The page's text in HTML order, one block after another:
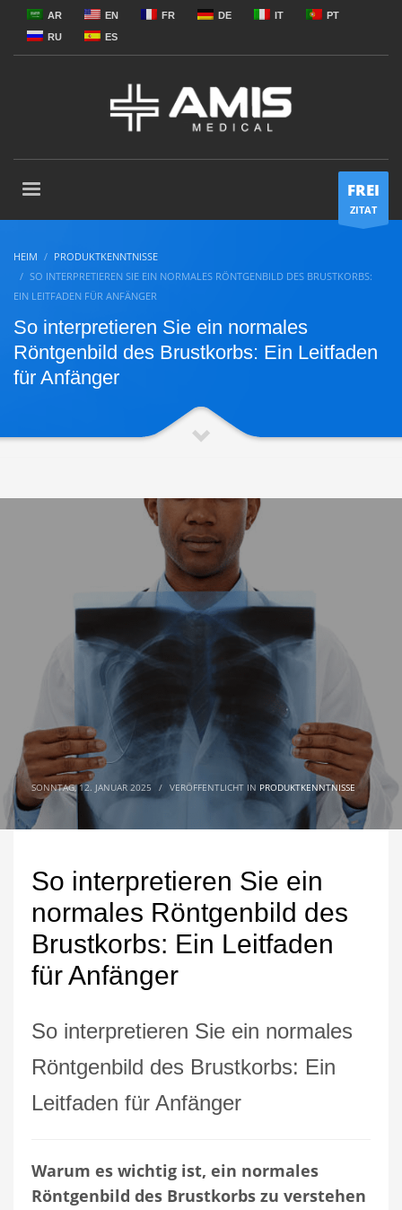
AR EN FR DE IT
PT
RU
ES
FREI
ZITAT
HEIM
PRODUKTKENNTNISSE
SO INTERPRETIEREN SIE EIN NORMALES RÖNTGENBILD DES BRUSTKORBS:
EIN LEITFADEN FÜR ANFÄNGER
So interpretieren Sie ein normales
Röntgenbild des Brustkorbs: Ein Leitfaden
für Anfänger
SONNTAG, 12. JANUAR 2025 / VERÖFFENTLICHT IN PRODUKTKENNTNISSE
So interpretieren Sie ein
normales Röntgenbild des
Brustkorbs: Ein Leitfaden
für Anfänger
So interpretieren Sie ein normales
Röntgenbild des Brustkorbs: Ein
Leitfaden für Anfänger
Warum es wichtig ist, ein normales
Röntgenbild des Brustkorbs zu verstehen